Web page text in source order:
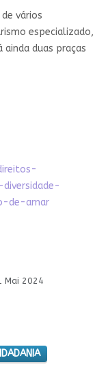
vários
especializado,
duas praças
de-amar
Mai 2024